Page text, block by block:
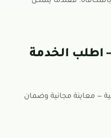
اطلب الخدمة
— معاينة مجانية وضمان